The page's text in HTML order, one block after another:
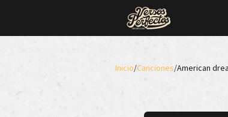
Inicio/Canciones/American